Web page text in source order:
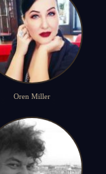
Oren Miller